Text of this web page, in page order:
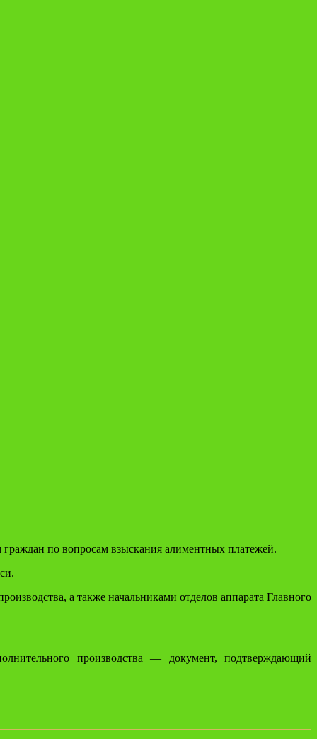
по вопросам взыскания алиментных платежей.
а также начальниками отделов аппарата Главного
производства — документ, подтверждающий